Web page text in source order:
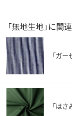
「無地生地」に
「ガ
「は